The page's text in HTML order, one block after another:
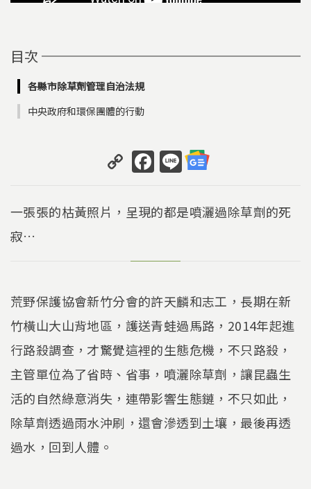
目次
各縣市除草劑管理自治法規
中央政府和環保團體的行動
C
o
p
y
n
k
F
a
c
e
o
o
k
Li
n
e
一張張的枯黃照片，呈現的都是噴灑過除草劑的死
寂…
荒野保護協會新竹分會的許天麟和志工，長期在新
竹橫山大山背地區，護送青蛙過馬路，2014年起進
行路殺調查，才驚覺這裡的生態危機，不只路殺，
主管單位為了省時、省事，噴灑除草劑，讓昆蟲生
活的自然綠意消失，連帶影響生態鏈，不只如此，
除草劑透過雨水沖刷，還會滲透到土壤，最後再透
過水，回到人體。